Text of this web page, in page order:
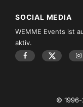
SOCIAL MEDIA
WEMME Events ist
aktiv.
© 1996-